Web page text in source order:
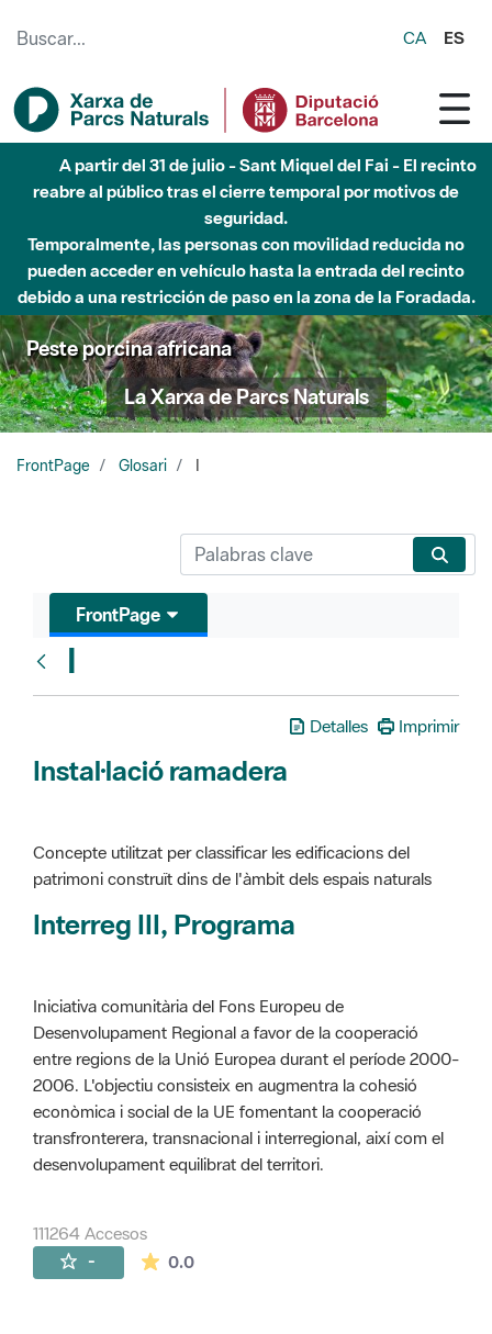
CA ES
A partir del 31 de julio - Sant Miquel del Fai - El recinto
reabre al público tras el cierre temporal por motivos de
seguridad.
Temporalmente, las personas con movilidad reducida no
pueden acceder en vehículo hasta la entrada del recinto
debido a una restricción de paso en la zona de la Foradada.
Peste porcina africana
La Xarxa de Parcs Naturals
FrontPage Glosari
FrontPage
I
Detalles Imprimir
Instal·lació ramadera
Concepte utilitzat per classificar les edificacions del
patrimoni construït dins de l'àmbit dels espais naturals
Interreg III, Programa
Iniciativa comunitària del Fons Europeu de
Desenvolupament Regional a favor de la cooperació
entre regions de la Unió Europea durant el període 2000-
2006. L'objectiu consisteix en augmentra la cohesió
econòmica i social de la UE fomentant la cooperació
transfronterera, transnacional i interregional, així com el
desenvolupament equilibrat del territori.
111264 Accesos
- 0.0La valoración media es de 0 estrellas de